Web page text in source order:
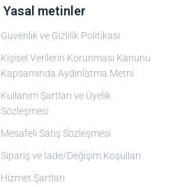
‎ Yasal metinler
Güvenlik ve Gizlilik Politikası
Kişisel Verilerin Korunması Kanunu
Kapsamında Aydınlatma Metni
Kullanım Şartları ve Üyelik
Sözleşmesi
Mesafeli Satış Sözleşmesi
Sipariş ve İade/Değişim Koşulları
Hizmet Şartları